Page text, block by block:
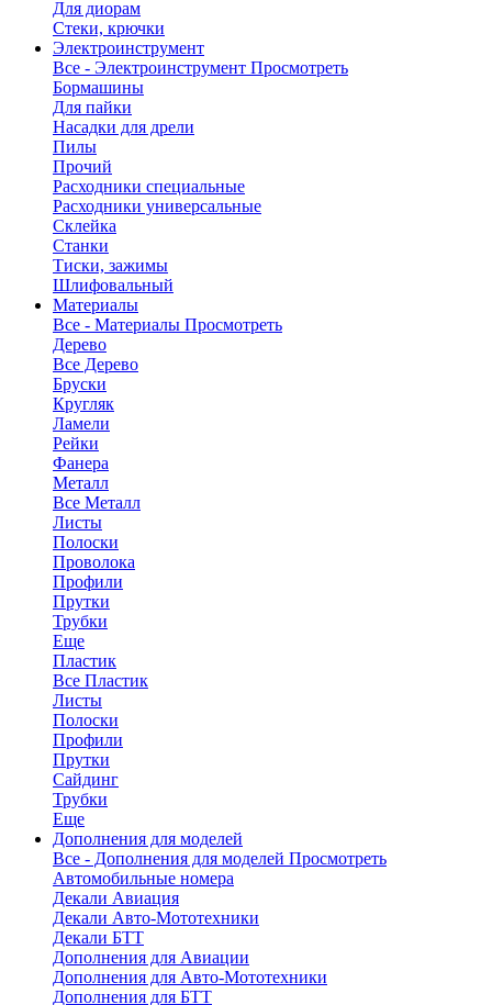
Для диорам
Стеки, крючки
Электроинструмент
Все - Электроинструмент Просмотреть
Бормашины
Для пайки
Насадки для дрели
Пилы
Прочий
Расходники специальные
Расходники универсальные
Склейка
Станки
Тиски, зажимы
Шлифовальный
Материалы
Все - Материалы Просмотреть
Дерево
Все Дерево
Бруски
Кругляк
Ламели
Рейки
Фанера
Металл
Все Металл
Листы
Полоски
Проволока
Профили
Прутки
Трубки
Еще
Пластик
Все Пластик
Листы
Полоски
Профили
Прутки
Сайдинг
Трубки
Еще
Дополнения для моделей
Все - Дополнения для моделей Просмотреть
Автомобильные номера
Декали Авиация
Декали Авто-Мототехники
Декали БТТ
Дополнения для Авиации
Дополнения для Авто-Мототехники
Дополнения для БТТ